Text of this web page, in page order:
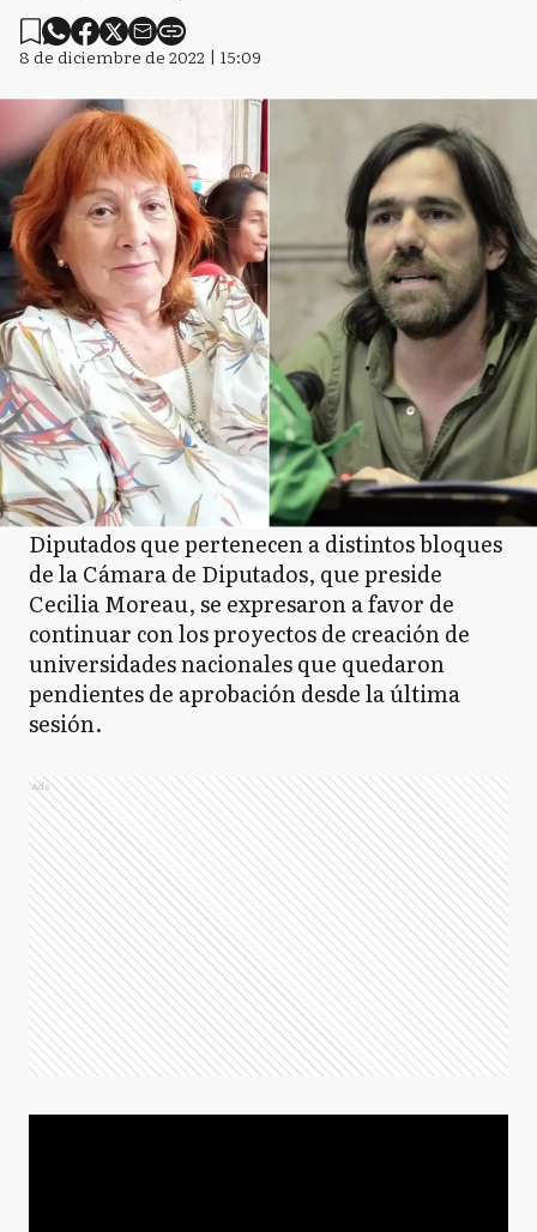
8 de diciembre de 2022 | 15:09
Diputados que pertenecen a distintos bloques
de la Cámara de Diputados, que preside
Cecilia Moreau, se expresaron a favor de
continuar con los proyectos de creación de
universidades nacionales que quedaron
pendientes de aprobación desde la última
sesión.
Ads